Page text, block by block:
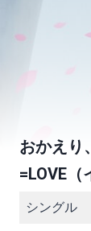
おかえり
=LOVE（
シングル